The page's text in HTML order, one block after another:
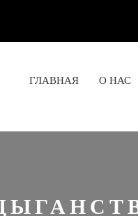
ГЛАВНАЯ О НАС